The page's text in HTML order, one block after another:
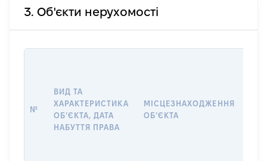
3. Об'єкти нерухомості
№
ВИД ТА
ХАРАКТЕРИСТИКА
ОБʼЄКТА, ДАТА
НАБУТТЯ ПРАВА
МІСЦЕЗНАХОДЖЕННЯ
ОБʼЄКТА